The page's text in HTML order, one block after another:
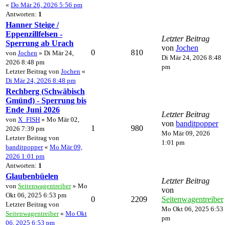
« Do Mär 26, 2026 5:56 pm
Antworten: 1
Hanner Steige /
Eppenzillfelsen -
Sperrung ab Urach
von Jochen » Di Mär 24,
2026 8:48 pm
Letzter Beitrag von Jochen «
Di Mär 24, 2026 8:48 pm
0 810
Letzter Beitrag
von Jochen
Di Mär 24, 2026 8:48
pm
Rechberg (Schwäbisch
Gmünd) - Sperrung bis
Ende Juni 2026
von X_FISH » Mo Mär 02,
2026 7:39 pm
Letzter Beitrag von
banditpopper« Mo Mär 09,
2026 1:01 pm
Antworten: 1
1 980
Letzter Beitrag
von banditpopper
Mo Mär 09, 2026
1:01 pm
Glaubenbüelen
von Seitenwagentreiber» Mo
Okt 06, 2025 6:53 pm
Letzter Beitrag von
Seitenwagentreiber« Mo Okt
06, 2025 6:53 pm
0 2209
Letzter Beitrag
von
Seitenwagentreiber
Mo Okt 06, 2025 6:53
pm